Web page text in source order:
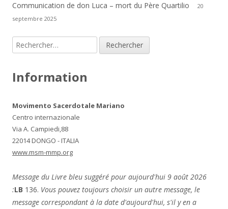
Communication de don Luca – mort du Père Quartilio
20
septembre 2025
Rechercher :
Information
Movimento Sacerdotale Mariano
Centro internazionale
Via A. Campiedi,88
22014 DONGO - ITALIA
www.msm-mmp.org
Message du Livre bleu suggéré pour aujourd'hui 9 août 2026
:LB 136. Vous pouvez toujours choisir un autre message, le
message correspondant à la date d'aujourd'hui, s'il y en a